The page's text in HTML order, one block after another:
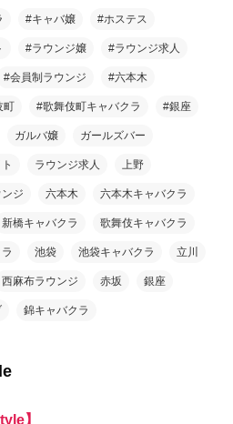
#キャバ嬢 #ホステス
#ラウンジ嬢 #ラウンジ求人
#会員制ラウンジ #六本木
町 #歌舞伎町キャバクラ #銀座
ガルバ嬢 ガールズバー
ラウンジ求人 上野
ジ 六本木 六本木キャバクラ
新橋キャバクラ 歌舞伎キャバクラ
池袋 池袋キャバクラ 立川
西麻布ラウンジ 赤坂 銀座
錦キャバクラ
】